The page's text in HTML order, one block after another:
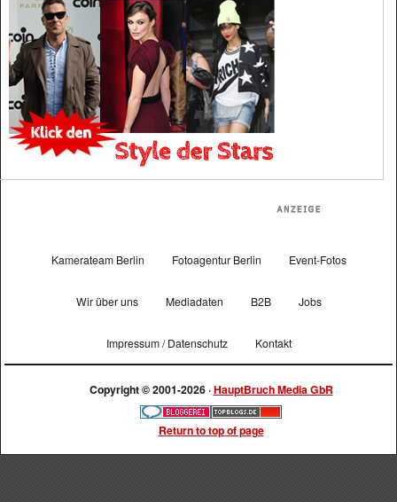
Kamerateam Berlin Fotoagentur Berlin Event-Fotos
Wir über uns Mediadaten B2B Jobs
Impressum / Datenschutz Kontakt
Copyright © 2001-2026 ·HauptBruch Media GbR
Return to top of page